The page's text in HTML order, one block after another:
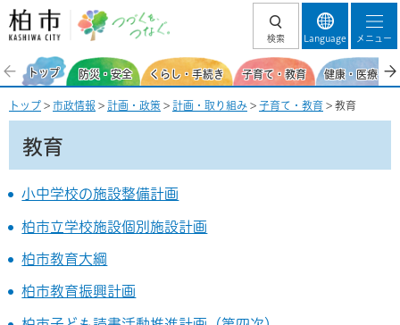
柏市 つづくを、
検索 Language メニュー
トップ 防災・安全 くらし・手続き 子育て・教育 健康・医療・
トップ > 市政情報 > 計画・政策 > 計画・取り組み > 子育て・教育 > 教育
教育
小中学校の施設整備計画
柏市立学校施設個別施設計画
柏市教育大綱
柏市教育振興計画